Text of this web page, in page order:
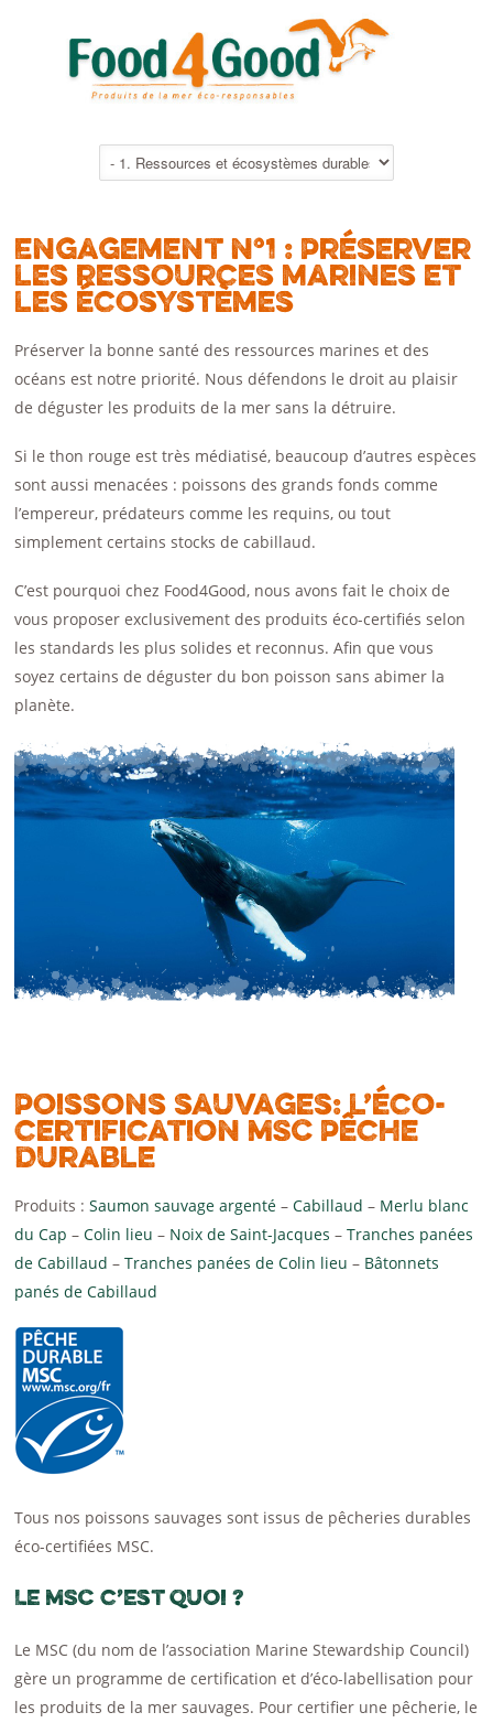
Engagement n°1 : Préserver
les ressources marines et
les écosystèmes
Préserver la bonne santé des ressources marines et des
océans est notre priorité. Nous défendons le droit au plaisir
de déguster les produits de la mer sans la détruire.
Si le thon rouge est très médiatisé, beaucoup d’autres espèces
sont aussi menacées : poissons des grands fonds comme
l’empereur, prédateurs comme les requins, ou tout
simplement certains stocks de cabillaud.
C’est pourquoi chez Food4Good, nous avons fait le choix de
vous proposer exclusivement des produits éco-certifiés selon
les standards les plus solides et reconnus. Afin que vous
soyez certains de déguster du bon poisson sans abimer la
planète.
Poissons sauvages: l’éco-
certification MSC Pêche
Durable
Produits : Saumon sauvage argenté –Cabillaud – Merlu blanc
du Cap –Colin lieu – Noix de Saint-Jacques –Tranches panées
de Cabillaud –Tranches panées de Colin lieu– Bâtonnets
panés de Cabillaud
Tous nos poissons sauvages sont issus de pêcheries durables
éco-certifiées MSC.
Le MSC c’est quoi ?
Le MSC (du nom de l’association Marine Stewardship Council)
gère un programme de certification et d’éco-labellisation pour
les produits de la mer sauvages. Pour certifier une pêcherie, le